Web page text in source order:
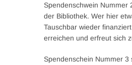
Spendenschwein Nummer
der Bibliothek. Wer hier
Tauschbar wieder
erreichen und erfreut sich
Spendenschein Nummer